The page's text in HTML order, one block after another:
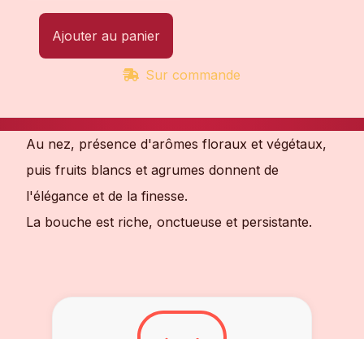
Ajouter au panier
Sur commande
Au nez, présence d'arômes floraux et végétaux,
puis fruits blancs et agrumes donnent de
l'élégance et de la finesse.
La bouche est riche, onctueuse et persistante.